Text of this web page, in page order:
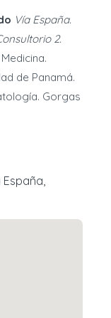
Vía España.
2.
de Panamá.
Gorgas
España,